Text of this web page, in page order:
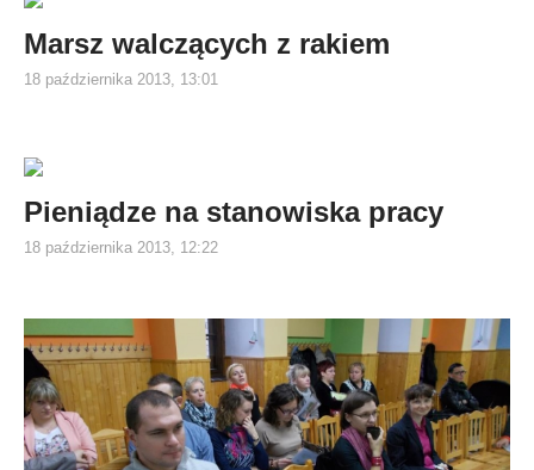
Marsz walczących z rakiem
18 października 2013, 13:01
Pieniądze na stanowiska pracy
18 października 2013, 12:22